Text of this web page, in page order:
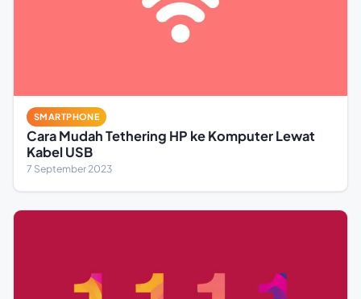
SMARTPHONE
Cara Mudah Tethering HP ke Komputer Lewat
Kabel USB
7 September 2023